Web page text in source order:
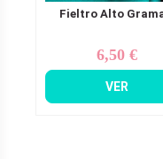
Fieltro Alto
Precio
6,50 €
VER